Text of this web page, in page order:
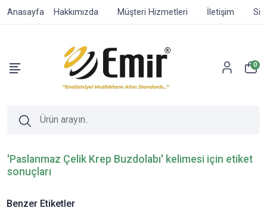
Anasayfa Hakkımızda Müşteri Hizmetleri İletişim
0
'Paslanmaz Çelik Krep Buzdolabı' kelimesi için etiket
sonuçları
Benzer Etiketler